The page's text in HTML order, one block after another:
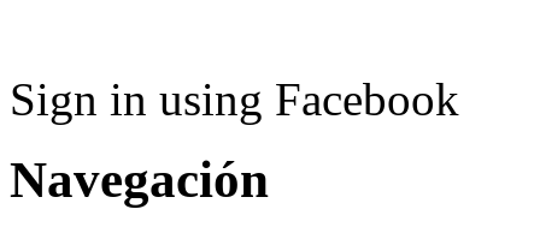
Sign in using Facebook
Navegación